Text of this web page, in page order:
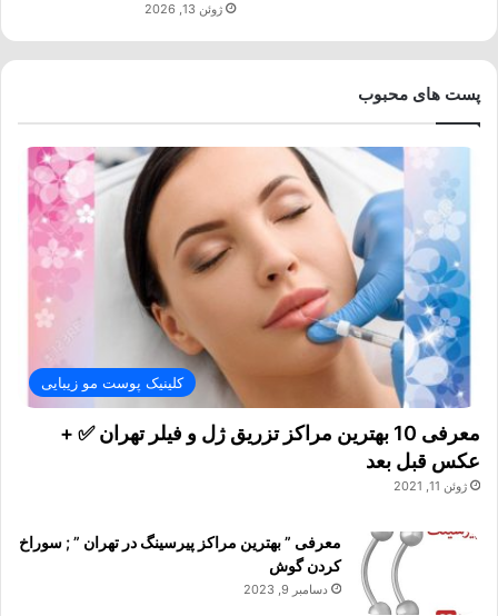
ژوئن 13, 2026
پست های محبوب
کلینیک پوست مو زیبایی
معرفی 10 بهترین مراکز تزریق ژل و فیلر تهران ✅ +
عکس قبل بعد
ژوئن 11, 2021
معرفی ” بهترین مراکز پیرسینگ در تهران ” ; سوراخ
کردن گوش
دسامبر 9, 2023